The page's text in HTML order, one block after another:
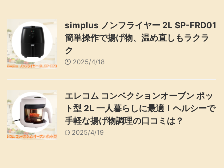
simplus ノンフライヤー 2L SP-FRD01
簡単操作で揚げ物、温め直しもラクラ
ク
2025/4/18
エレコム コンベクションオーブン ポッ
ト型 2L 一人暮らしに最適！ヘルシーで
手軽な揚げ物調理の口コミは？
2025/4/19